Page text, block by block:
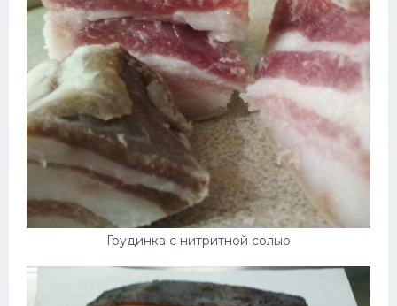
Грудинка с нитритной солью